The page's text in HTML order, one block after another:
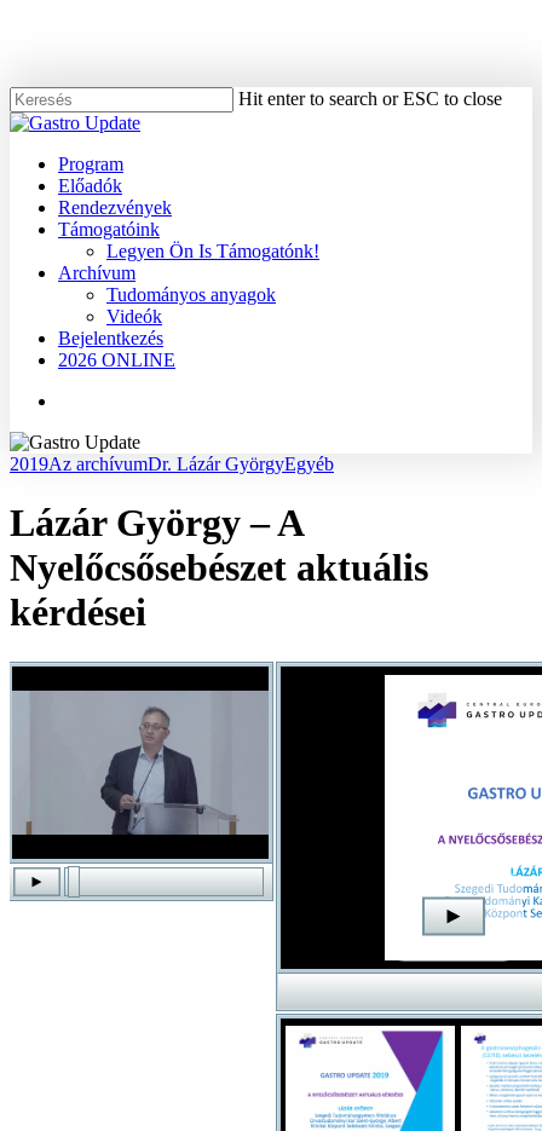
content
Hit enter to search or ESC to close
Close
Menu
Program
Előadók
Rendezvények
Támogatóink
Legyen Ön Is Támogatónk!
Archívum
Tudományos anyagok
Videók
Bejelentkezés
2026 ONLINE
2019Az archívumDr. Lázár GyörgyEgyéb
Lázár György – A
Nyelőcsősebészet aktuális
kérdései